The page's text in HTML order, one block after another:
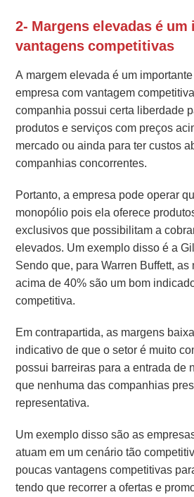
2- Margens elevadas é
vantagens competitivas
A margem elevada é um
empresa com vantagem
companhia possui certa liberdade
produtos e serviços com preços
mercado ou ainda para ter custos
companhias concorrentes.
Portanto, a empresa pode operar
monopólio pois ela oferece
exclusivos que possibilitam a
elevados. Um exemplo disso é a
Sendo que, para Warren Buffett,
acima de 40% são um bom
competitiva.
Em contrapartida, as margens
indicativo de que o setor é muito
possui barreiras para a entrada de
que nenhuma das companhias
representativa.
Um exemplo disso são as
atuam em um cenário tão
poucas vantagens competitivas
tendo que recorrer a ofertas e